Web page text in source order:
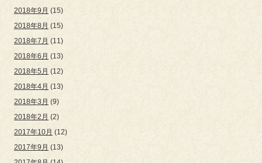
2018年9月 (15)
2018年8月 (15)
2018年7月 (11)
2018年6月 (13)
2018年5月 (12)
2018年4月 (13)
2018年3月 (9)
2018年2月 (2)
2017年10月 (12)
2017年9月 (13)